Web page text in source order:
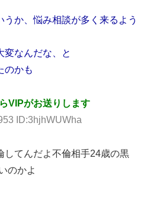
か、悩み相談が多く来るよう
変なんだな、と
のかも
VIPがお送りします
ID:3hjhWUWha
してんだよ不倫相手24歳の黒
のかよ